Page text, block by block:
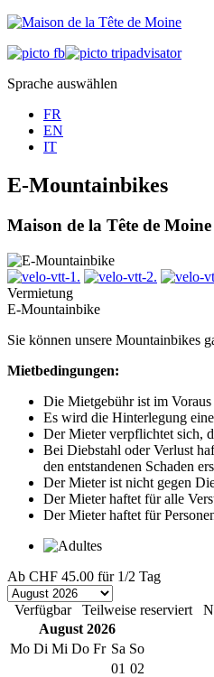
Sprache auswählen
FR
EN
IT
E-Mountainbikes
Maison de la Tête de Moine
Vermietung
E-Mountainbike
Sie können unsere Mountainbikes
Mietbedingungen:
Die Mietgebühr ist im
Es wird die Hinterlegung
Der Mieter verpflichtet sich,
Bei Diebstahl oder Verlust
den entstandenen Schaden
Der Mieter ist nicht gegen
Der Mieter haftet für alle
Der Mieter haftet für
Ab CHF 45.00 für 1/2 Tag
Verfügbar Teilweise reserviert
August 2026
Mo Di Mi Do Fr Sa So
01 02